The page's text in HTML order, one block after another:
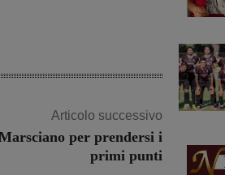
Articolo successivo
per prendersi i
primi punti